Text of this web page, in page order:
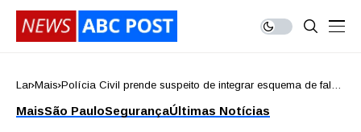
Lar Mais Polícia Civil prende suspeito de integrar esquema de falso
MaisSão PauloSegurançaÚltimas Notícias